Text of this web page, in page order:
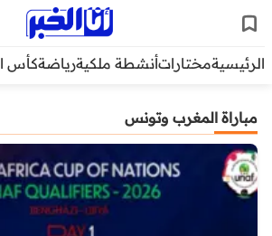
الرئيسيةمختاراتأنشطة ملكيةرياضةكأس
مباراة المغرب وتونس